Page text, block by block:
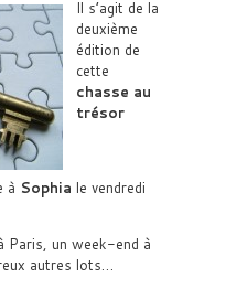
Il s’agit de la
deuxième
édition de
cette
chasse au
trésor
à Sophia le vendredi
Paris, un week-end à
autres lots…